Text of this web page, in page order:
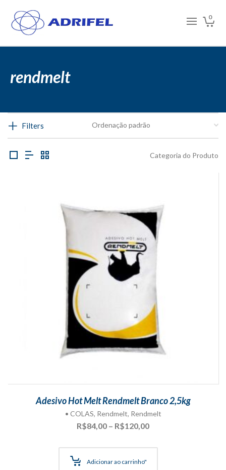
0
rendmelt
Filters
Categoria do Produto
Adesivo Hot Melt Rendmelt Branco 2,5kg
• COLAS, Rendmelt, Rendmelt
R$84,00 – R$120,00Faixa
preço:
Adicionar ao carrinho"